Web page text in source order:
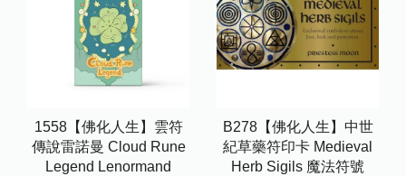
1558【佛化人生】雲符
傳說雷諾曼 Cloud Rune
Legend Lenormand
B278【佛化人生】中世
紀草藥符印卡 Medieval
Herb Sigils 魔法符號